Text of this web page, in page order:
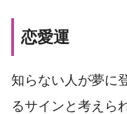
恋愛運
知らない人が夢に
るサインと考えら